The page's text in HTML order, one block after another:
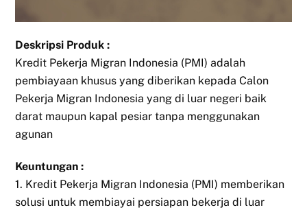
Deskripsi Produk :
Kredit Pekerja Migran Indonesia (PMI) adalah
pembiayaan khusus yang diberikan kepada Calon
Pekerja Migran Indonesia yang di luar negeri baik
darat maupun kapal pesiar tanpa menggunakan
agunan
Keuntungan :
1. Kredit Pekerja Migran Indonesia (PMI) memberikan
solusi untuk membiayai persiapan bekerja di luar